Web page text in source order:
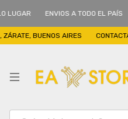
LUGAR ENVIOS A TODO EL PAÍS
BUENOS AIRES